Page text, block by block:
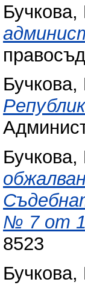
№ 7 от
8523